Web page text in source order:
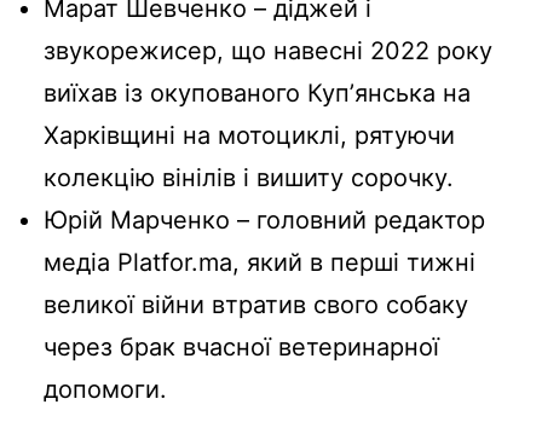
Марат Шевченко – діджей і
звукорежисер, що навесні 2022 року
виїхав із окупованого Купʼянська на
Харківщині на мотоциклі, рятуючи
колекцію вінілів і вишиту сорочку.
Юрій Марченко – головний редактор
медіа Platfor.ma, який в перші тижні
великої війни втратив свого собаку
через брак вчасної ветеринарної
допомоги.